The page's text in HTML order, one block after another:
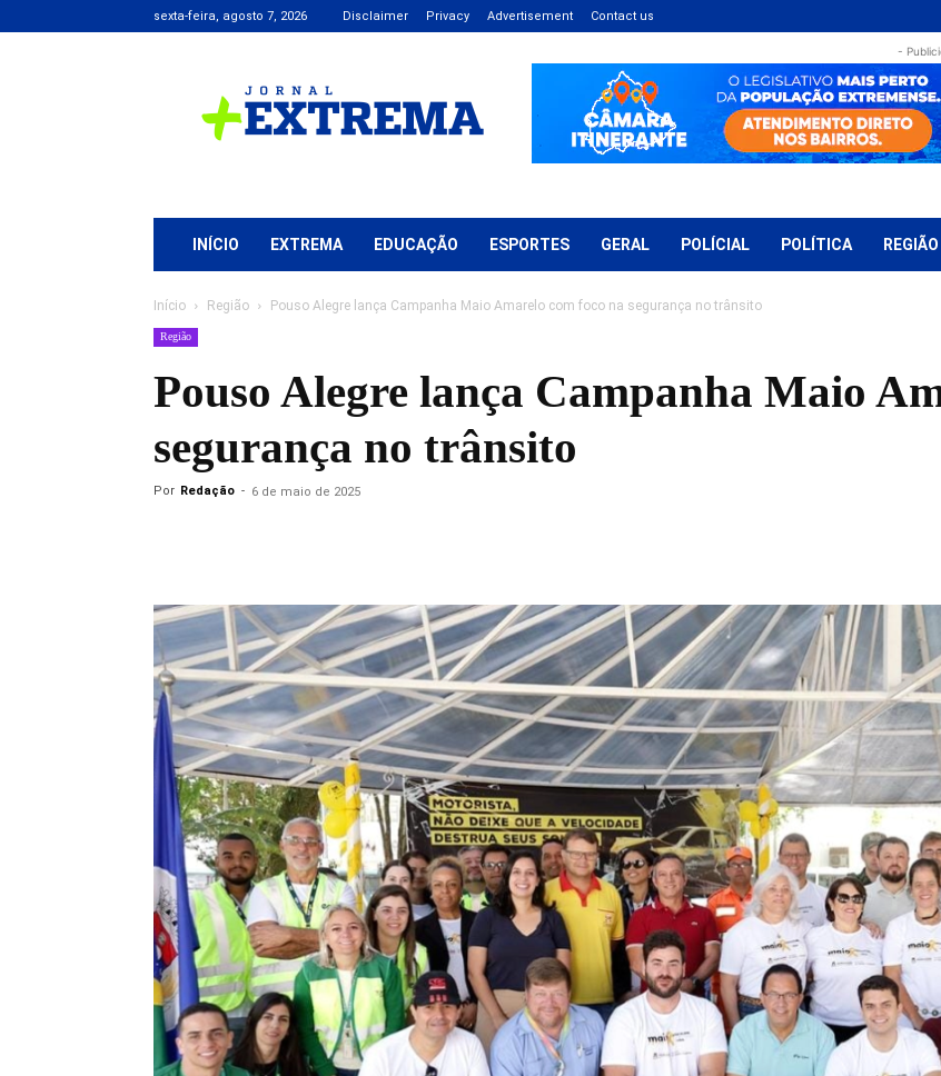
sexta-feira, agosto 7, 2026 Disclaimer Privacy Advertisement Contact us
Extrema
-
INÍCIO EXTREMA EDUCAÇÃO ESPORTES GERAL POLÍCIAL POLÍTICA REGIÃO
Início Região Pouso Alegre lança Campanha Maio Amarelo com foco na segurança no trânsito
Região
Pouso Alegre lança Campanha Maio
segurança no trânsito
Por Redação - 6 de maio de 2025